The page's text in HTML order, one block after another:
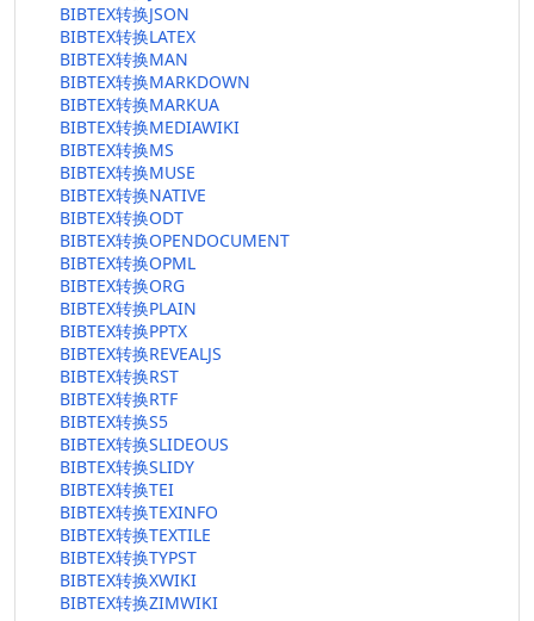
BIBTEX转换JSON
BIBTEX转换LATEX
BIBTEX转换MAN
BIBTEX转换MARKDOWN
BIBTEX转换MARKUA
BIBTEX转换MEDIAWIKI
BIBTEX转换MS
BIBTEX转换MUSE
BIBTEX转换NATIVE
BIBTEX转换ODT
BIBTEX转换OPENDOCUMENT
BIBTEX转换OPML
BIBTEX转换ORG
BIBTEX转换PLAIN
BIBTEX转换PPTX
BIBTEX转换REVEALJS
BIBTEX转换RST
BIBTEX转换RTF
BIBTEX转换S5
BIBTEX转换SLIDEOUS
BIBTEX转换SLIDY
BIBTEX转换TEI
BIBTEX转换TEXINFO
BIBTEX转换TEXTILE
BIBTEX转换TYPST
BIBTEX转换XWIKI
BIBTEX转换ZIMWIKI